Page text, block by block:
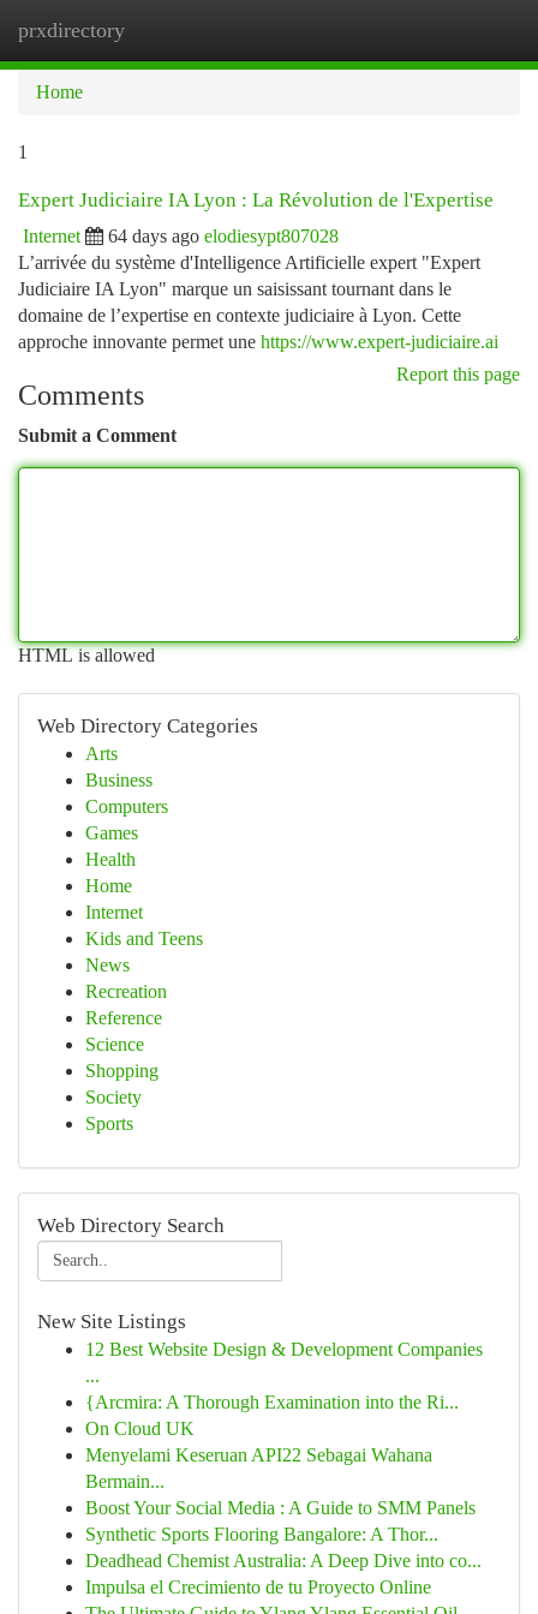
prxdirectory
Home
1
Expert Judiciaire IA Lyon : La Révolution de l'Expertise
Internet 64 days ago elodiesypt807028
L’arrivée du système d'Intelligence Artificielle expert "Expert
Judiciaire IA Lyon" marque un saisissant tournant dans le
domaine de l’expertise en contexte judiciaire à Lyon. Cette
approche innovante permet une https://www.expert-judiciaire.ai
Report this page
Comments
Submit a Comment
HTML is allowed
Web Directory Categories
Arts
Business
Computers
Games
Health
Home
Internet
Kids and Teens
News
Recreation
Reference
Science
Shopping
Society
Sports
Web Directory Search
New Site Listings
12 Best Website Design & Development Companies
...
{Arcmira: A Thorough Examination into the Ri...
On Cloud UK
Menyelami Keseruan API22 Sebagai Wahana
Bermain...
Boost Your Social Media : A Guide to SMM Panels
Synthetic Sports Flooring Bangalore: A Thor...
Deadhead Chemist Australia: A Deep Dive into co...
Impulsa el Crecimiento de tu Proyecto Online